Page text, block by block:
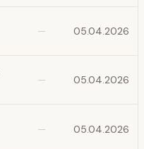
— 05.04.2026
— 05.04.2026
— 05.04.2026